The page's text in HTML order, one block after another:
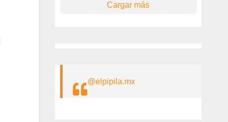
Cargar más
@elpipila.mx